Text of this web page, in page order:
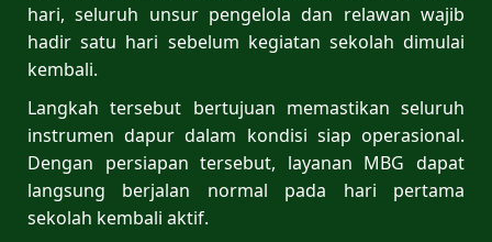
hari, seluruh unsur pengelola dan relawan wajib
hadir satu hari sebelum kegiatan sekolah dimulai
kembali.
Langkah tersebut bertujuan memastikan seluruh
instrumen dapur dalam kondisi siap operasional.
Dengan persiapan tersebut, layanan MBG dapat
langsung berjalan normal pada hari pertama
sekolah kembali aktif.